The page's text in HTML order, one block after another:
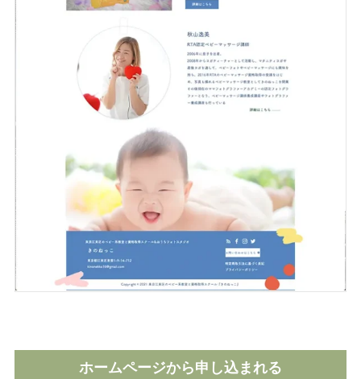
ホームページから申し込まれる